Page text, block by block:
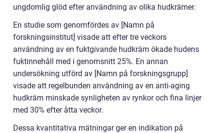
ungdomlig glöd efter användning av olika hudkrämer.
En studie som genomfördes av [Namn på
forskningsinstitut] visade att efter tre veckors
användning av en fuktgivande hudkräm ökade hudens
fuktinnehåll med i genomsnitt 25%. En annan
undersökning utförd av [Namn på forskningsgrupp]
visade att regelbunden användning av en anti-aging
hudkräm minskade synligheten av rynkor och fina linjer
med 30% efter åtta veckor.
Dessa kvantitativa mätningar ger en indikation på